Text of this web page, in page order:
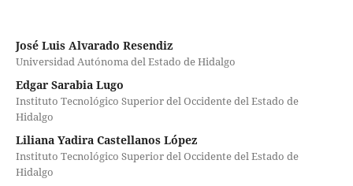
José Luis Alvarado Resendiz
Universidad Autónoma del Estado de Hidalgo
Edgar Sarabia Lugo
Instituto Tecnológico Superior del Occidente del Estado de
Hidalgo
Liliana Yadira Castellanos López
Instituto Tecnológico Superior del Occidente del Estado de
Hidalgo